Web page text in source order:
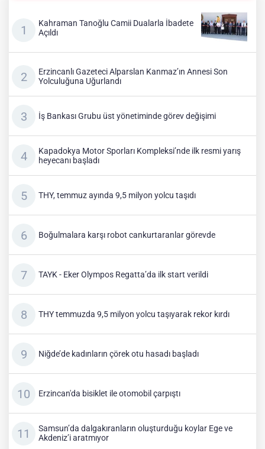
Kahraman Tanoğlu Camii Dualarla İbadete
Açıldı
Erzincanlı Gazeteci Alparslan Kanmaz’ın Annesi Son
Yolculuğuna Uğurlandı
İş Bankası Grubu üst yönetiminde görev değişimi
Kapadokya Motor Sporları Kompleksi’nde ilk resmi yarış
heyecanı başladı
THY, temmuz ayında 9,5 milyon yolcu taşıdı
Boğulmalara karşı robot cankurtaranlar görevde
TAYK - Eker Olympos Regatta’da ilk start verildi
THY temmuzda 9,5 milyon yolcu taşıyarak rekor kırdı
Niğde’de kadınların çörek otu hasadı başladı
Erzincan'da bisiklet ile otomobil çarpıştı
Samsun’da dalgakıranların oluşturduğu koylar Ege ve
Akdeniz’i aratmıyor